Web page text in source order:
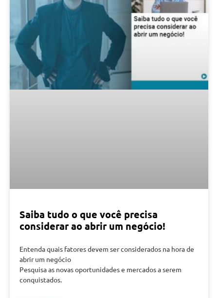
Saiba tudo o que você precisa
considerar ao abrir um negócio!
Entenda quais fatores devem ser considerados na hora de
abrir um negócio
Pesquisa as novas oportunidades e mercados a serem
conquistados.